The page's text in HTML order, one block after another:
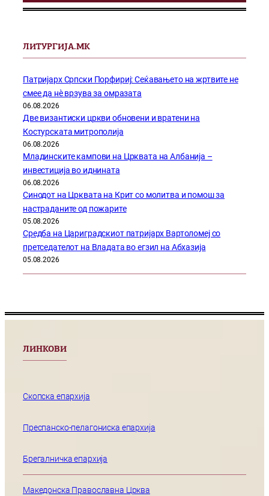
ЛИТУРГИЈА.МК
Патријарх Српски Порфириј: Сеќавањето на жртвите не
смее да нѐ врзува за омразата
06.08.2026
Две византиски цркви обновени и вратени на
Костурската митрополија
06.08.2026
Младинските кампови на Црквата на Албанија –
инвестиција во иднината
06.08.2026
Синодот на Црквата на Крит со молитва и помош за
настраданите од пожарите
05.08.2026
Средба на Цариградскиот патријарх Вартоломеј со
претседателот на Владата во егзил на Абхазија
05.08.2026
ЛИНКОВИ
Скопска епархија
Преспанско-пелагониска епархија
Брегалничка епархија
Македонска Православна Црква